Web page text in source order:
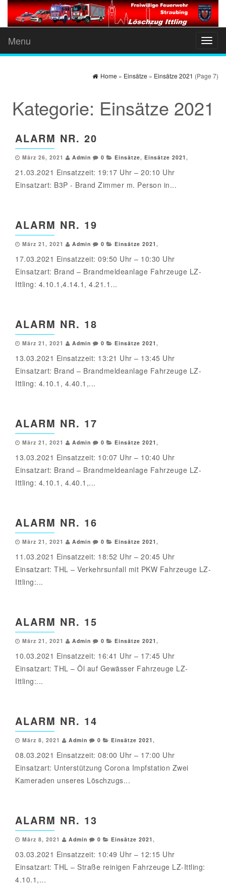
Menu
Home » Einsätze » Einsätze 2021 (Page 7)
Kategorie: Einsätze 2021
ALARM NR. 20
März 26, 2021 Admin 0 Einsätze, Einsätze 2021 ,
21.03.2021 Einsatzzeit: 19:17 Uhr – 20:10 Uhr
Einsatzart: B3P - Brand Zimmer m. Person in...
ALARM NR. 19
März 21, 2021 Admin 0 Einsätze 2021 ,
17.03.2021 Einsatzzeit: 09:50 Uhr – 10:30 Uhr
Einsatzart: Brand – Brandmeldeanlage Fahrzeuge LZ-
Ittling: 4.10.1,4.14.1, 4.21.1...
ALARM NR. 18
März 21, 2021 Admin 0 Einsätze 2021 ,
13.03.2021 Einsatzzeit: 13:21 Uhr – 13:45 Uhr
Einsatzart: Brand – Brandmeldeanlage Fahrzeuge LZ-
Ittling: 4.10.1, 4.40.1,...
ALARM NR. 17
März 21, 2021 Admin 0 Einsätze 2021 ,
13.03.2021 Einsatzzeit: 10:07 Uhr – 10:40 Uhr
Einsatzart: Brand – Brandmeldeanlage Fahrzeuge LZ-
Ittling: 4.10.1, 4.40.1,...
ALARM NR. 16
März 21, 2021 Admin 0 Einsätze 2021 ,
11.03.2021 Einsatzzeit: 18:52 Uhr – 20:45 Uhr
Einsatzart: THL – Verkehrsunfall mit PKW Fahrzeuge LZ-
Ittling:...
ALARM NR. 15
März 21, 2021 Admin 0 Einsätze 2021 ,
10.03.2021 Einsatzzeit: 16:41 Uhr – 17:45 Uhr
Einsatzart: THL – Öl auf Gewässer Fahrzeuge LZ-
Ittling:...
ALARM NR. 14
März 8, 2021 Admin 0 Einsätze 2021 ,
08.03.2021 Einsatzzeit: 08:00 Uhr – 17:00 Uhr
Einsatzart: Unterstützung Corona Impfstation Zwei
Kameraden unseres Löschzugs...
ALARM NR. 13
März 8, 2021 Admin 0 Einsätze 2021 ,
03.03.2021 Einsatzzeit: 10:49 Uhr – 12:15 Uhr
Einsatzart: THL – Straße reinigen Fahrzeuge LZ-Ittling:
4.10.1,...